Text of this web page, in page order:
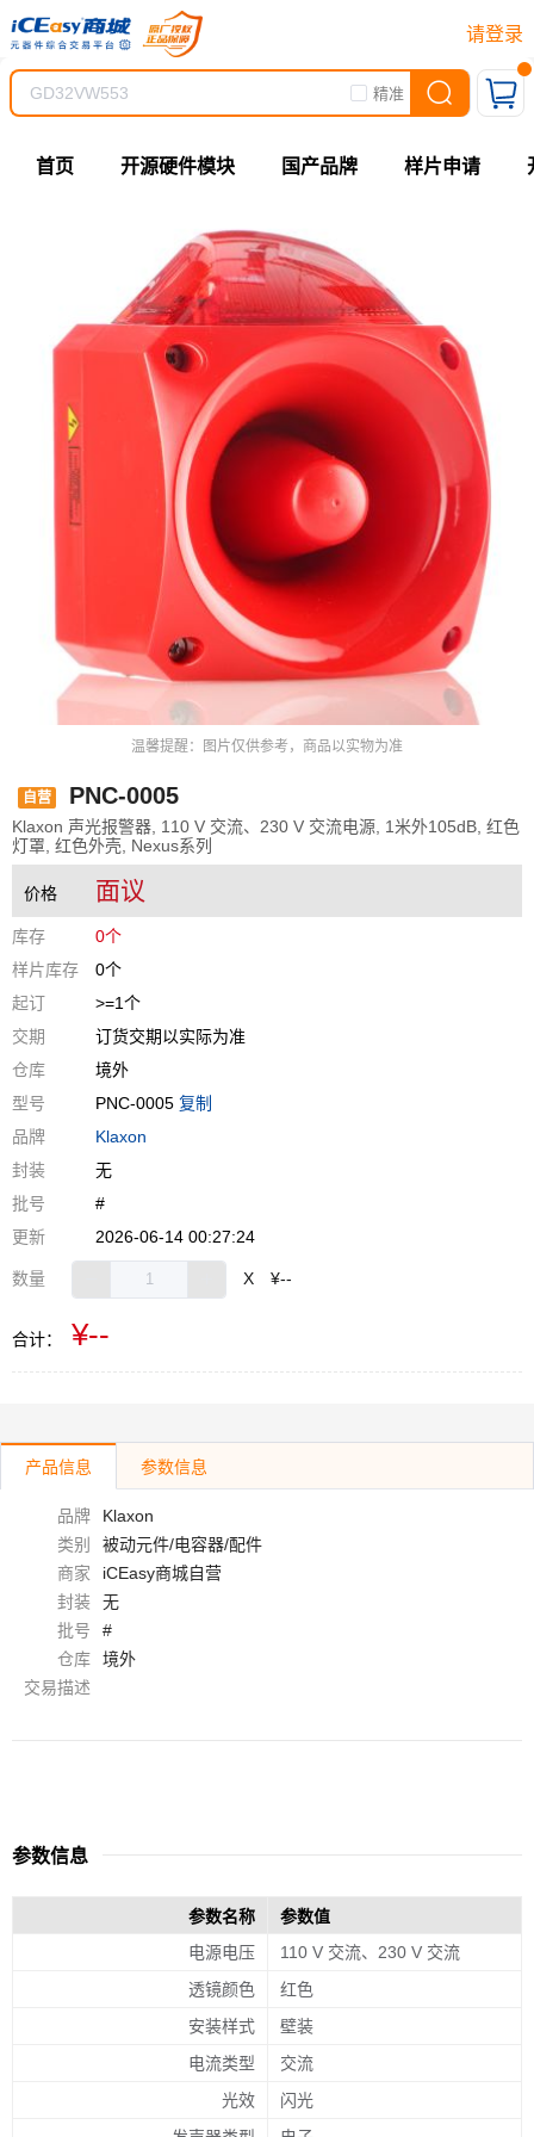
请登录
精准
首页 开源硬件模块 国产品牌 样片申请
温馨提醒：图片仅供参考，商品以实物为准
自营 PNC-0005
Klaxon 声光报警器, 110 V 交流、230 V 交流电源, 1米外105dB, 红色
灯罩, 红色外壳, Nexus系列
价格 面议
库存
0个
样片库存
0个
起订
>=1个
交期
订货交期以实际为准
仓库
境外
型号
PNC-0005 复制
品牌
Klaxon
封装
无
批号
#
更新
2026-06-14 00:27:24
数量 X ¥--
合计： ¥--
产品信息 参数信息
品牌
Klaxon
类别
被动元件/电容器/配件
商家
iCEasy商城自营
封装
无
批号
#
仓库
境外
交易描述
参数信息
参数名称
参数值
电源电压
110 V 交流、230 V 交流
透镜颜色
红色
安装样式
壁装
电流类型
交流
光效
闪光